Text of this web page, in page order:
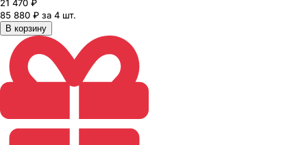
21 470 ₽
85 880 ₽ за 4 шт.
В корзину